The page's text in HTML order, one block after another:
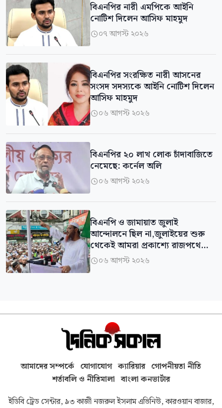
বিএনপির নারী এমপিকে আইনি
নোটিশ দিলেন আসিফ মাহমুদ
০৭ আগস্ট ২০২৬
বিএনপির সংরক্ষিত নারী আসনের
সংসদ সদস্যকে আইনি নোটিশ দিলেন
আসিফ মাহমুদ
০৬ আগস্ট ২০২৬
বিএনপির ২০ লাখ লোক চাঁদাবাজিতে
নেমেছে: কর্নেল অলি
০৬ আগস্ট ২০২৬
বিএনপি ও জামায়াত জুলাই
আন্দোলনে ছিল না,জুলাইয়ের শুরু
থেকেই আমরা প্রকাশ্যে রাজপথে
ছিলাম: ফয়জুল করীম
০৬ আগস্ট ২০২৬
আমাদের সম্পর্কে যোগাযোগ ক্যারিয়ার গোপনীয়তা নীতি
শর্তাবলি ও নীতিমালা বাংলা কনভার্টার
ইডিবি ট্রেড সেন্টার, ৯৩ কাজী নজরুল ইসলাম এভিনিউ, কারওয়ান বাজার,